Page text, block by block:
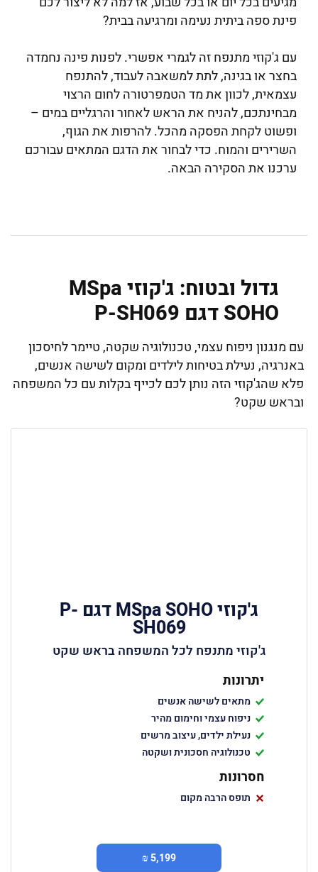
פינת ספה ביתית נעימה ומרגיעה בבית?
עם ג'קוזי מתנפח זה לגמרי אפשרי. לפנות פינה נחמדה
בחצר או בגינה, לתת למשאבה לעבוד, להתנפח
עצמאית, לכוון את מד הטמפרטורה לחום הרצוי
מבחינתכם, להניח את הראש לאחור והרגליים במים –
ופשוט לקחת הפסקה מהכל. להרפות את הגוף,
השרירים והמוח. כדי לבחור את הדגם המתאים עבורכם
ערכנו את הסקירה הבאה.
גדול ובטוח: ג'קוזי MSpa
SOHO דגם P-SH069
עם מנגנון ניפוח עצמי, טכנולוגיה שקטה, טיימר לחיסכון
באנרגיה, נעילת בטיחות לילדים ומקום לשישה אנשים,
פלא שהג'קוזי הזה נותן לכם לכייף בקלות עם כל המשפחה
ובראש שקט?
ג'קוזי MSpa SOHO דגם P-
SH069
ג'קוזי מתנפח לכל המשפחה בראש שקט
יתרונות
מתאים לשישה אנשים
ניפוח עצמי וחימום מהיר
נעילת ילדים, עיצוב מרשים
טכנולוגיה חסכונית ושקטה
חסרונות
תופס הרבה מקום
5,199 ₪